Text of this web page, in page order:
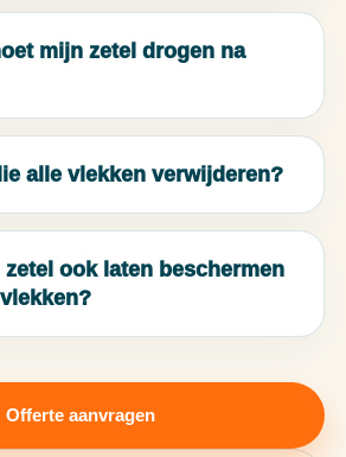
mijn zetel drogen na
alle vlekken verwijderen?
ook laten beschermen
Offerte aanvragen